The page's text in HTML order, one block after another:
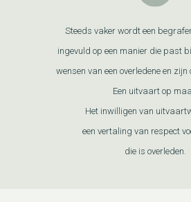
Steeds vaker wordt een
ingevuld op een manier die past
wensen van een overledene en
Een uitvaart op
Het inwilligen van
een vertaling van respect
die is overleden.